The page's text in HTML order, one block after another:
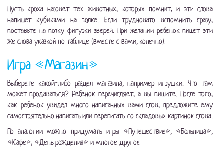
Пусть кроха назовет тех животных, которых помнит, и эти слова
напишет кубиками на полке. Если трудновато вспомнить сразу,
поставьте на полку фигурки зверей. При желании ребенок пишет эти
же слова указкой по таблице (вместе с вами, конечно).
Игра «Магазин»
Выберете какой-либо раздел магазина, например игрушки. Что там
может продаваться? Ребенок перечисляет, а вы пишите. После того,
как ребенок увидел много написанных вами слов, предложите ему
самостоятельно написать или переписать со складовых картинок слова.
По аналогии можно придумать игры «Путешествие», «Больница»,
«Кафе», «День рождения» и многое другое